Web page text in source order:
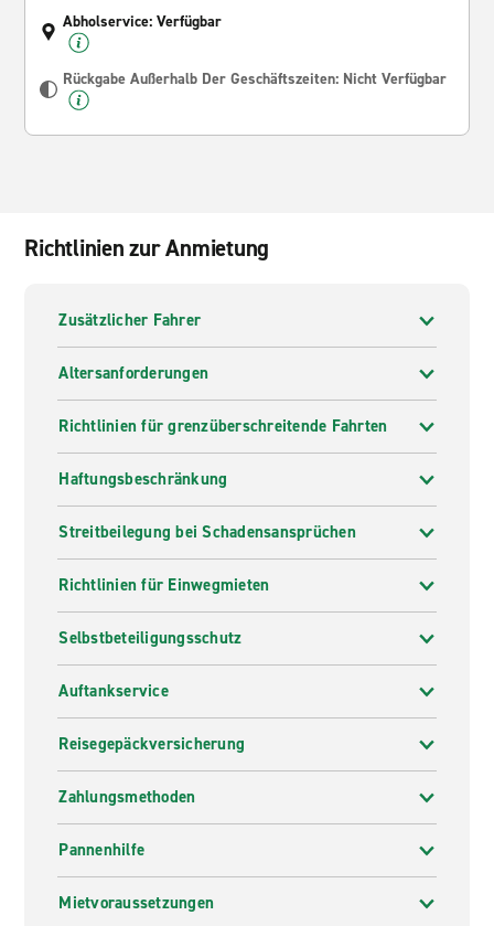
Abholservice: Verfügbar
Rückgabe Außerhalb Der Geschäftszeiten: Nicht Verfügbar
Richtlinien zur Anmietung
Zusätzlicher Fahrer
Altersanforderungen
Richtlinien für grenzüberschreitende Fahrten
Haftungsbeschränkung
Streitbeilegung bei Schadensansprüchen
Richtlinien für Einwegmieten
Selbstbeteiligungsschutz
Auftankservice
Reisegepäckversicherung
Zahlungsmethoden
Pannenhilfe
Mietvoraussetzungen